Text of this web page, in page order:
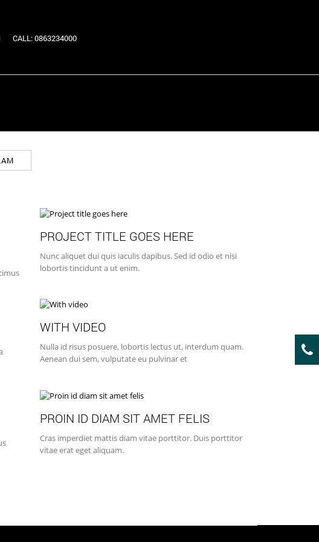
CALL: 0863234000
PROJECT TITLE GOES HERE
Nunc aliquet dui quis iaculis dapibus. Sed id odio et nisi
lobortis tincidunt a ut enim.
WITH VIDEO
Nulla id risus posuere, lobortis lectus ut, interdum quam.
Aenean dui sem, vulputate eu pulvinar et
PROIN ID DIAM SIT AMET FELIS
Cras imperdiet mattis diam vitae porttitor. Duis porttitor
vitae erat eget aliquam.